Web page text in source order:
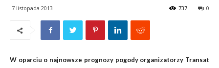
7 listopada 2013 0
737
W oparciu o najnowsze prognozy pogody organizatorzy Transat